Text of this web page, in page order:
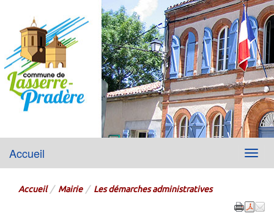
Lasserre-Pradère
Site officiel de la mairie
Menu
Accueil
Accueil Mairie Les démarches administratives